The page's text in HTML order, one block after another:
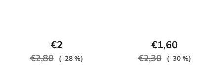
€2
€2,80 (–28 %)
€1,60
€2,30 (–30 %)